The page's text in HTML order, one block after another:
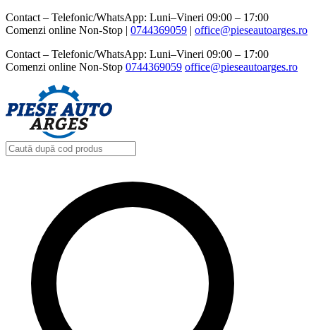
Contact – Telefonic/WhatsApp: Luni–Vineri 09:00 – 17:00
Comenzi online Non-Stop | 0744369059‬ | office@pieseautoarges.ro
Contact – Telefonic/WhatsApp: Luni–Vineri 09:00 – 17:00
Comenzi online Non-Stop 0744369059‬ office@pieseautoarges.ro